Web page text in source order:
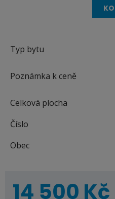
Typ bytu
Poznámka k ceně
Celková plocha
Číslo
Obec
14 500 Kč